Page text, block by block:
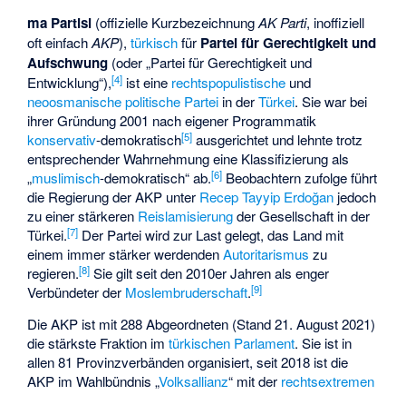
ma Partisi (offizielle KurzbezeichnungAK Parti, inoffiziell
oft einfachAKP),türkischfür Partei für Gerechtigkeit und
Aufschwung (oder „Partei für Gerechtigkeit und
Entwicklung“),[4] ist eine rechtspopulistische und
neoosmanische politische Partei in derTürkei. Sie war bei
ihrer Gründung 2001 nach eigener Programmatik
konservativ-demokratisch[5] ausgerichtet und lehnte trotz
entsprechender Wahrnehmung eine Klassifizierung als
„muslimisch-demokratisch“ ab.[6] Beobachtern zufolge führt
die Regierung der AKP unter Recep Tayyip Erdoğan jedoch
zu einer stärkeren Reislamisierungder Gesellschaft in der
Türkei.[7] Der Partei wird zur Last gelegt, das Land mit
einem immer stärker werdendenAutoritarismus zu
regieren.[8] Sie gilt seit den 2010er Jahren als enger
Verbündeter der Moslembruderschaft.[9]
Die AKP ist mit 288 Abgeordneten (Stand 21. August 2021)
die stärkste Fraktion imtürkischen Parlament. Sie ist in
allen 81 Provinzverbänden organisiert, seit 2018 ist die
AKP im Wahlbündnis „Volksallianz“ mit der rechtsextremen